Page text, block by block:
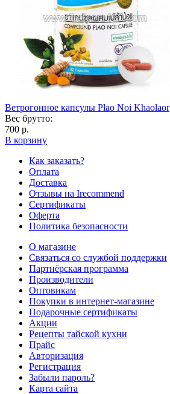
Ветрогонное капсулы Plao Noi Khaolaor
Вес брутто:
700 р.
В корзину
Как заказать?
Оплата
Доставка
Отзывы на Irecommend
Сертификаты
Оферта
Политика безопасности
О магазине
Связаться со службой поддержки
Партнёрская программа
Производители
Оптовикам
Покупки в интернет-магазине
Подарочные сертификаты
Акции
Рецепты тайской кухни
Прайс
Авторизация
Регистрация
Забыли пароль?
Карта сайта